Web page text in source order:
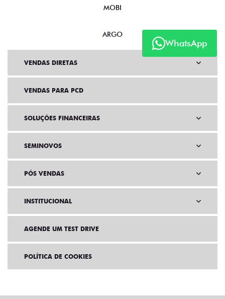
WhatsApp
MOBI
ARGO
VENDAS DIRETAS
VENDAS PARA PCD
SOLUÇÕES FINANCEIRAS
SEMINOVOS
PÓS VENDAS
INSTITUCIONAL
AGENDE UM TEST DRIVE
POLÍTICA DE COOKIES